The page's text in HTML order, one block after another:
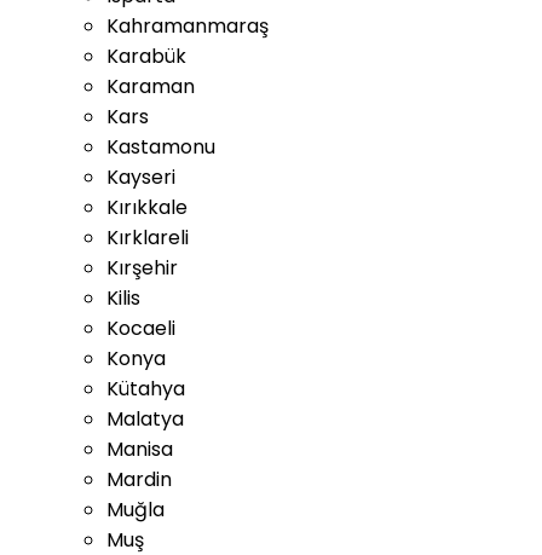
Kahramanmaraş
Karabük
Karaman
Kars
Kastamonu
Kayseri
Kırıkkale
Kırklareli
Kırşehir
Kilis
Kocaeli
Konya
Kütahya
Malatya
Manisa
Mardin
Muğla
Muş